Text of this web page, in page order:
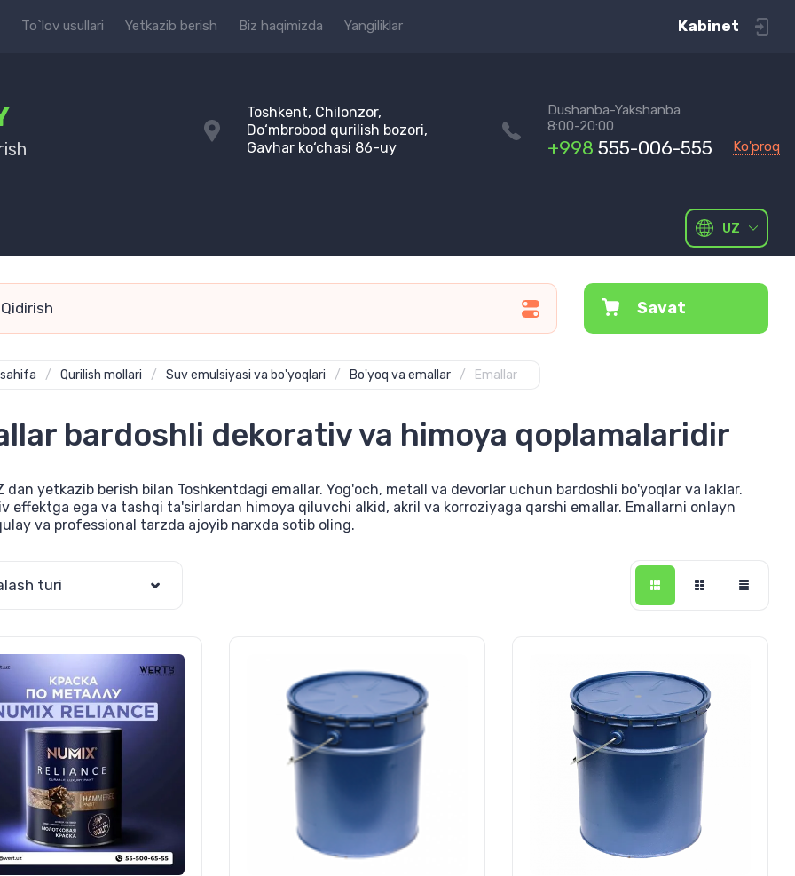
To`lov usullari Yetkazib berish Biz haqimizda Yangiliklar Kabinet
Toshkent, Chilonzor,
Do‘mbrobod qurilish bozori,
Gavhar ko‘chasi 86-uy
Dushanba-Yakshanba
8:00-20:00
+998 555-006-555 Ko'proq
UZ
Savat
/ Qurilish mollari / Suv emulsiyasi va bo'yoqlari / Bo'yoq va emallar / Emallar
bardoshli dekorativ va himoya qoplamalaridir
dan yetkazib berish bilan Toshkentdagi emallar. Yog'och, metall va devorlar uchun bardoshli bo'yoqlar va laklar.
effektga ega va tashqi ta'sirlardan himoya qiluvchi alkid, akril va korroziyaga qarshi emallar. Emallarni onlayn
va professional tarzda ajoyib narxda sotib oling.
turi